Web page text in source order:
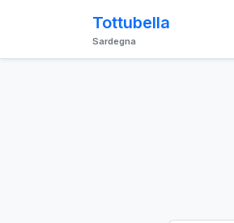
Tottubella
Sardegna